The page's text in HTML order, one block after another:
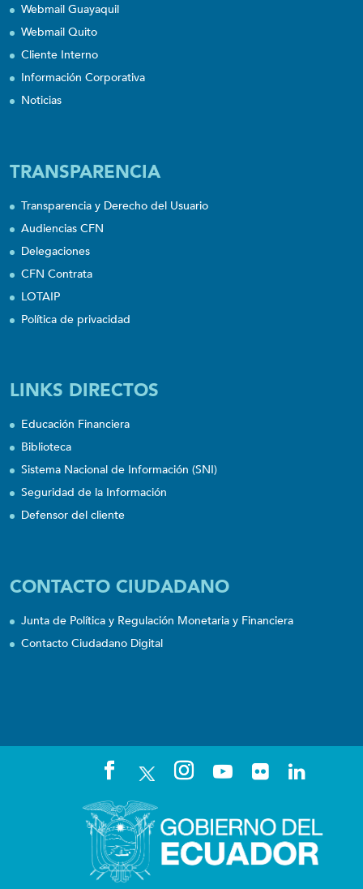
Webmail Guayaquil
Webmail Quito
Cliente Interno
Información Corporativa
Noticias
TRANSPARENCIA
Transparencia y Derecho del Usuario
Audiencias CFN
Delegaciones
CFN Contrata
LOTAIP
Política de privacidad
LINKS DIRECTOS
Educación Financiera
Biblioteca
Sistema Nacional de Información (SNI)
Seguridad de la Información
Defensor del cliente
CONTACTO CIUDADANO
Junta de Política y Regulación Monetaria y Financiera
Contacto Ciudadano Digital